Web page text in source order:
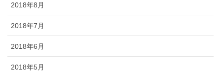
2018年8月
2018年7月
2018年6月
2018年5月